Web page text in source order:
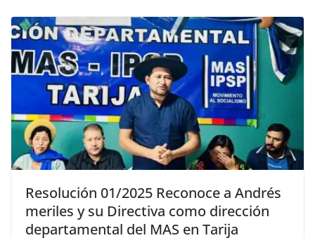
Resolución 01/2025 Reconoce a Andrés
meriles y su Directiva como dirección
departamental del MAS en Tarija